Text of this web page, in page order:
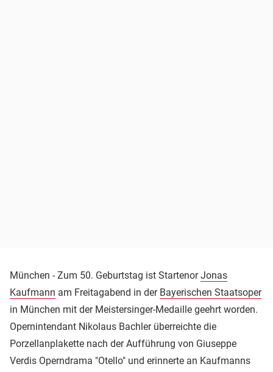
München - Zum 50. Geburtstag ist StartenorJonas
Kaufmann am Freitagabend in der Bayerischen Staatsoper
in München mit der Meistersinger-Medaille geehrt worden.
Opernintendant Nikolaus Bachler überreichte die
Porzellanplakette nach der Aufführung von Giuseppe
Verdis Operndrama "Otello" und erinnerte an Kaufmanns